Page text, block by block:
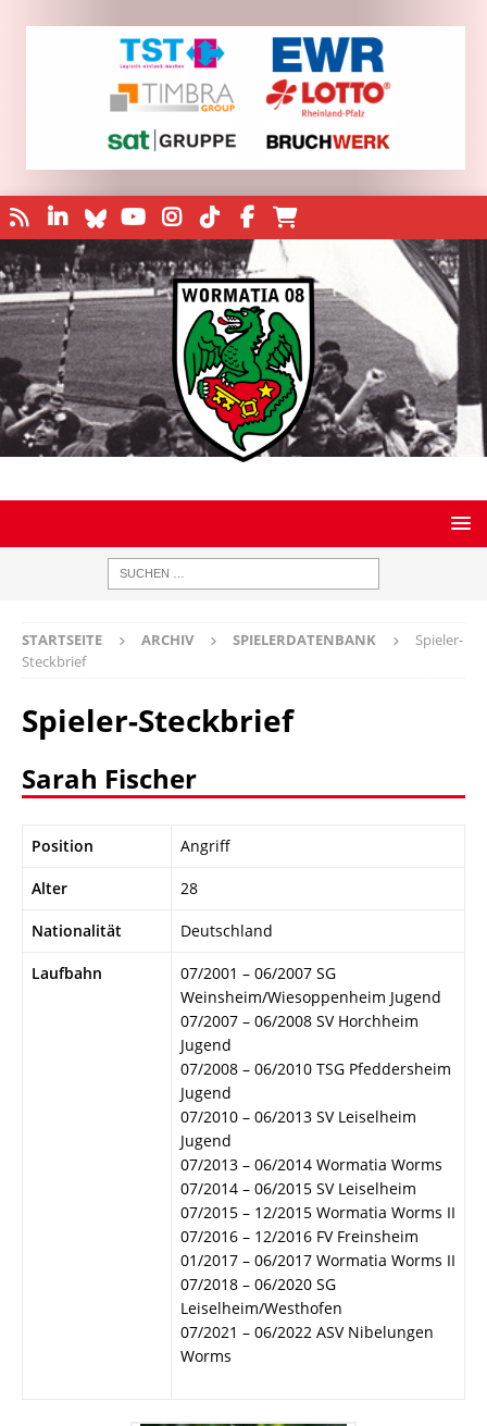
STARTSEITE ARCHIV SPIELERDATENBANK
Spieler-
Steckbrief
Spieler-Steckbrief
Sarah Fischer
Position Angriff
Alter 28
Nationalität Deutschland
Laufbahn
07/2001 – 06/2007 SG
Weinsheim/Wiesoppenheim Jugend
07/2007 – 06/2008 SV Horchheim
Jugend
07/2008 – 06/2010 TSG Pfeddersheim
Jugend
07/2010 – 06/2013 SV Leiselheim
Jugend
07/2013 – 06/2014 Wormatia Worms
07/2014 – 06/2015 SV Leiselheim
07/2015 – 12/2015 Wormatia Worms II
07/2016 – 12/2016 FV Freinsheim
01/2017 – 06/2017 Wormatia Worms II
07/2018 – 06/2020 SG
Leiselheim/Westhofen
07/2021 – 06/2022 ASV Nibelungen
Worms